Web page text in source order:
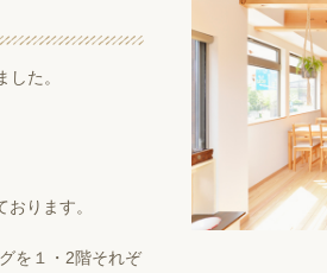
た。
ります。
を１・2階それぞ